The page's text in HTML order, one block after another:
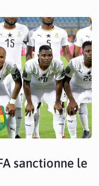
sanctionne le